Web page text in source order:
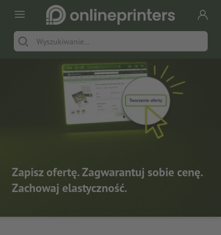
Zapisz ofertę. Zagwarantuj sobie cenę.
Zachowaj elastyczność.